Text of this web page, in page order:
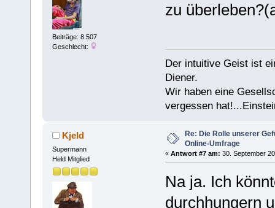
Beiträge: 8.507
Geschlecht:
zu
Der intuitive Geist ist
Diener.
Wir haben eine
vergessen
Kjeld
Supermann
Held Mitglied
Re: Die Rolle unserer
Online-Umfrage
« Antwort #7 am: 30. September
Na ja. Ich
durchhungern